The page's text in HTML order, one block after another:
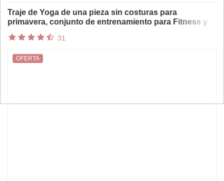
Traje de Yoga de una pieza sin costuras para
primavera, conjunto de entrenamiento para Fitness y
gimnasio, ropa deportiva de realce
31
OFERTA